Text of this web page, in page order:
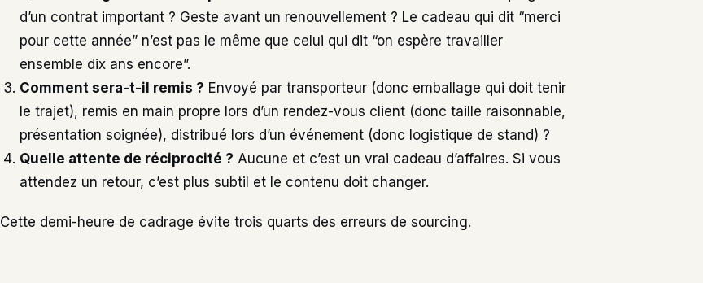
d’un contrat important ? Geste avant un renouvellement ? Le cadeau qui dit “merci
pour cette année” n’est pas le même que celui qui dit “on espère travailler
ensemble dix ans encore”.
Comment sera-t-il remis ? Envoyé par transporteur (donc emballage qui doit tenir
le trajet), remis en main propre lors d’un rendez-vous client (donc taille raisonnable,
présentation soignée), distribué lors d’un événement (donc logistique de stand) ?
Quelle attente de réciprocité ? Aucune et c’est un vrai cadeau d’affaires. Si vous
attendez un retour, c’est plus subtil et le contenu doit changer.
Cette demi-heure de cadrage évite trois quarts des erreurs de sourcing.